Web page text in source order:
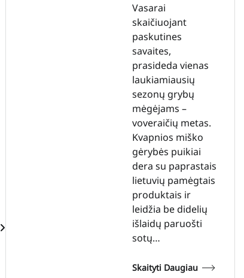
Vasarai
skaičiuojant
paskutines
savaites,
prasideda vienas
laukiamiausių
sezonų grybų
mėgėjams –
voveraičių metas.
Kvapnios miško
gėrybės puikiai
dera su paprastais
lietuvių pamėgtais
produktais ir
leidžia be didelių
išlaidų paruošti
sotų…
Skaityti Daugiau